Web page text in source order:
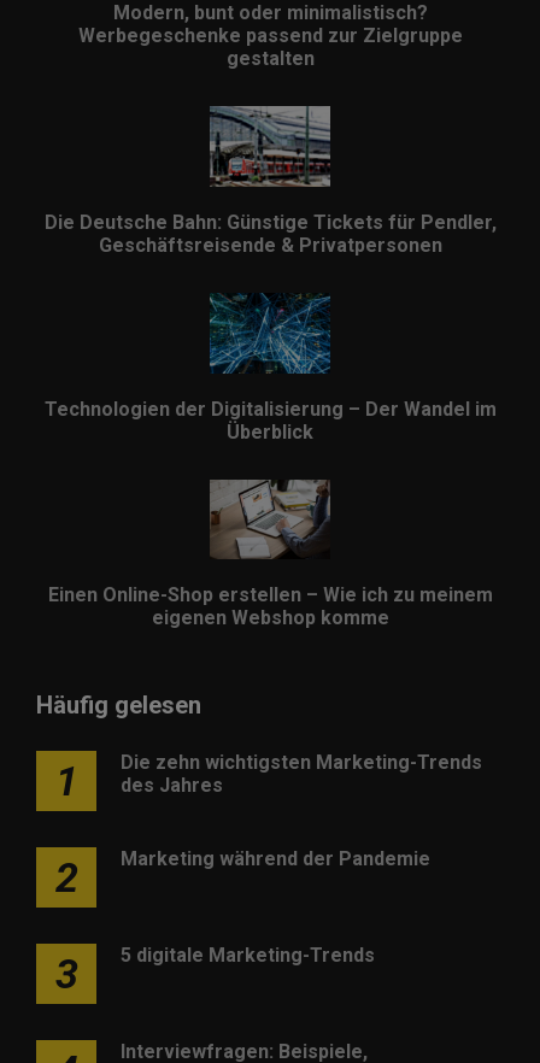
Modern, bunt oder minimalistisch?
Werbegeschenke passend zur Zielgruppe
gestalten
Die Deutsche Bahn: Günstige Tickets für Pendler,
Geschäftsreisende & Privatpersonen
Technologien der Digitalisierung – Der Wandel im
Überblick
Einen Online-Shop erstellen – Wie ich zu meinem
eigenen Webshop komme
Häufig gelesen
1
Die zehn wichtigsten Marketing-Trends
des Jahres
2 Marketing während der Pandemie
3 5 digitale Marketing-Trends
Interviewfragen: Beispiele,